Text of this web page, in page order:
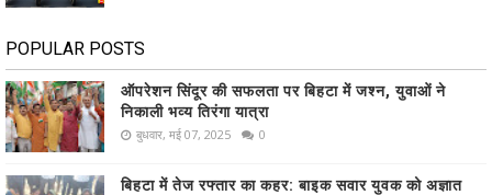
POPULAR POSTS
ऑपरेशन सिंदूर की सफलता पर बिहटा में जश्न, युवाओं ने
निकाली भव्य तिरंगा यात्रा
बुधवार, मई 07, 2025 0
बिहटा में तेज रफ्तार का कहर: बाइक सवार युवक को अज्ञात